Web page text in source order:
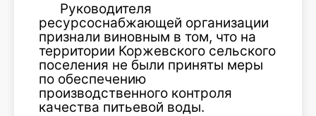
Руководителя
ресурсоснабжающей организации
признали виновным в том, что на
территории Коржевского сельского
поселения не были приняты меры
по обеспечению
производственного контроля
качества питьевой воды.